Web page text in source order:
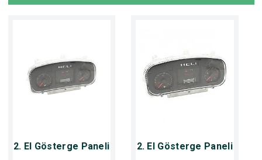
2. El Gösterge Paneli 2. El Gösterge Paneli